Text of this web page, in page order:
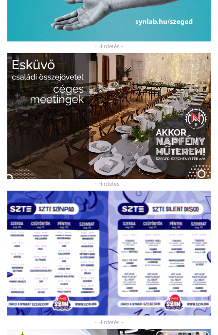
- Hirdetés -
- Hirdetés -
- Hirdetés -